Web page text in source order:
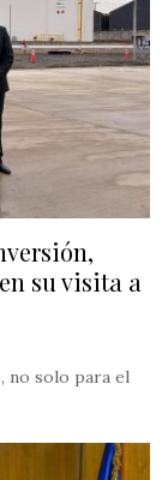
su visita a
no solo para el